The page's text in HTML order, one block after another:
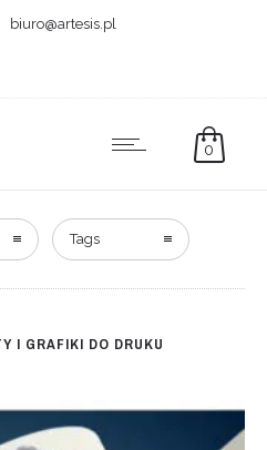
biuro@artesis.pl
0
Tags
I GRAFIKI DO DRUKU